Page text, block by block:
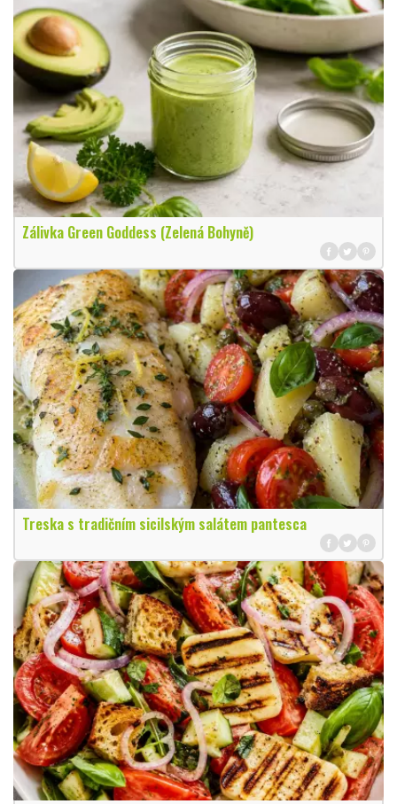
Zálivka Green Goddess (Zelená Bohyně)
Treska s tradičním sicilským salátem pantesca